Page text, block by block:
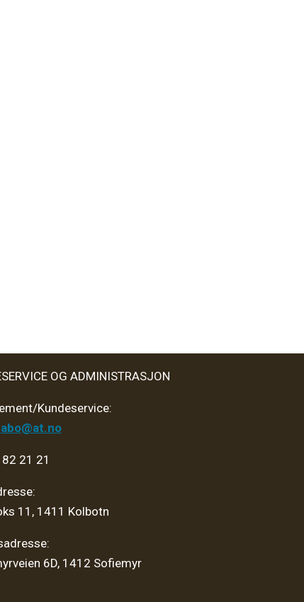
OG ADMINISTRASJON
Kundeservice:
abo@at.no
21 21
11, 1411 Kolbotn
6D, 1412 Sofiemyr